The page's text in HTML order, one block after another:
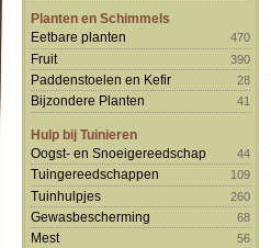
Planten en Schimmels
Eetbare planten
470
Fruit 390
Paddenstoelen en Kefir 28
Bijzondere Planten 41
Hulp bij Tuinieren
Oogst- en Snoeigereedschap
44
Tuingereedschappen 109
Tuinhulpjes 260
Gewasbescherming 68
Mest 56